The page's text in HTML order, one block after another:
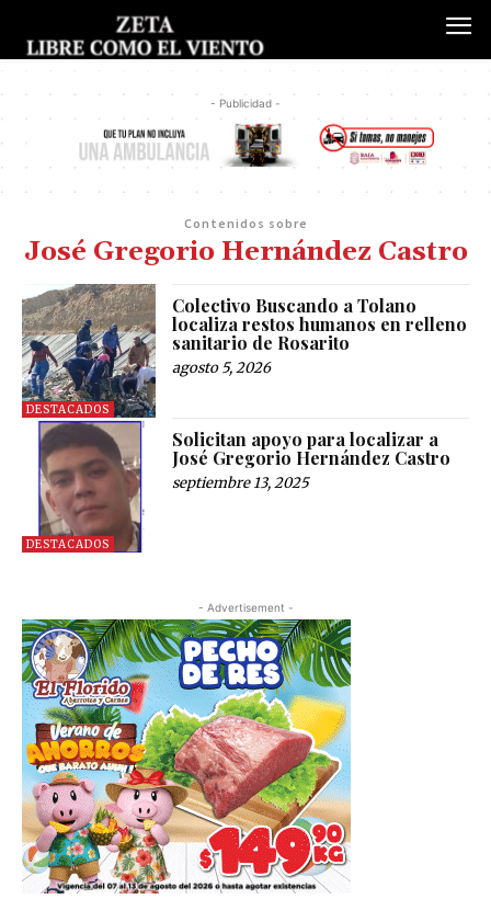
- Publicidad -
Contenidos sobre
José Gregorio Hernández Castro
DESTACADOS
Colectivo Buscando a Tolano
localiza restos humanos en relleno
sanitario de Rosarito
agosto 5, 2026
DESTACADOS
Solicitan apoyo para localizar a
José Gregorio Hernández Castro
septiembre 13, 2025
- Advertisement -